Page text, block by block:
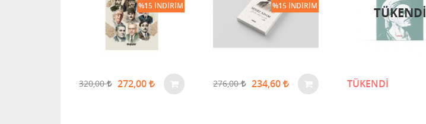
320,00 272,00
%15 İNDIRIM
276,00 234,60
%15 İNDIRIM
TÜKENDİ
TÜKENDİ